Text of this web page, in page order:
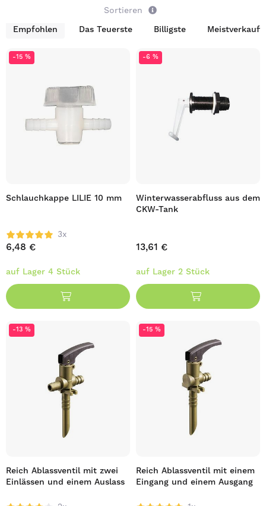
Sortieren
Empfohlen
Das Teuerste Billigste
-15 %
Schlauchkappe LILIE 10 mm
3x
6,48 €
auf Lager 4 Stück
-6 %
Winterwasserabfluss aus dem
CKW-Tank
13,61 €
auf Lager 2 Stück
-13 %
Reich Ablassventil mit zwei
Einlässen und einem Auslass
-15 %
Reich Ablassventil mit einem
Eingang und einem Ausgang